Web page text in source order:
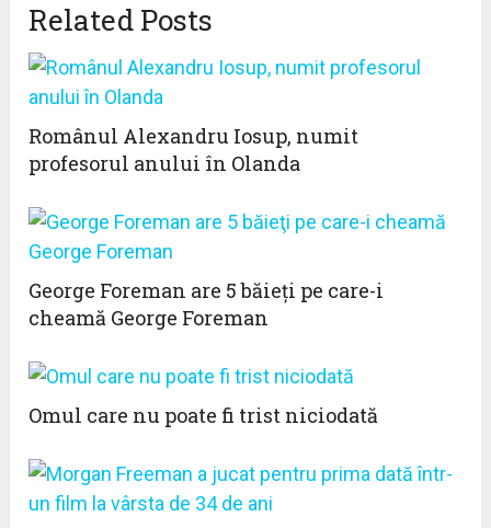
Related Posts
Românul Alexandru Iosup, numit
profesorul anului în Olanda
George Foreman are 5 băieţi pe care-i
cheamă George Foreman
Omul care nu poate fi trist niciodată